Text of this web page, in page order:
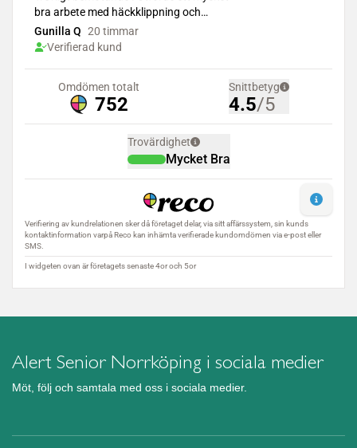
Alert Senior Norrköping i sociala medier
Möt, följ och samtala med oss i sociala medier.